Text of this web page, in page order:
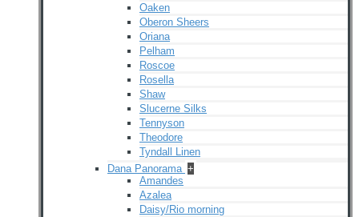
Oaken
Oberon Sheers
Oriana
Pelham
Roscoe
Rosella
Shaw
Slucerne Silks
Tennyson
Theodore
Tyndall Linen
Dana Panorama +
Amandes
Azalea
Daisy/Rio morning